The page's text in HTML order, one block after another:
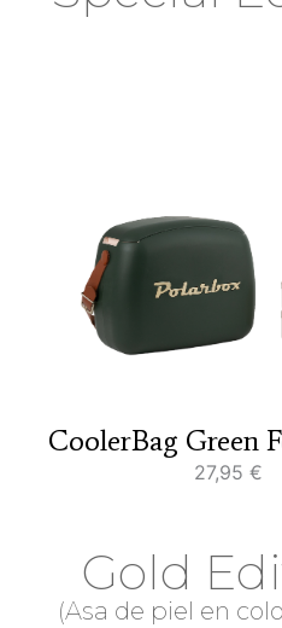
CoolerBag Green
27,95 €
Gold
(Asa de piel en